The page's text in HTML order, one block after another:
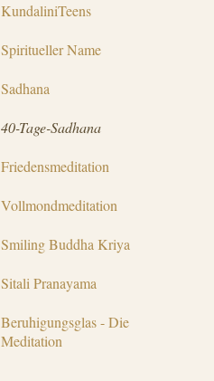
KundaliniTeens
Spiritueller Name
Sadhana
40-Tage-Sadhana
Friedensmeditation
Vollmondmeditation
Smiling Buddha Kriya
Sitali Pranayama
Beruhigungsglas - Die
Meditation